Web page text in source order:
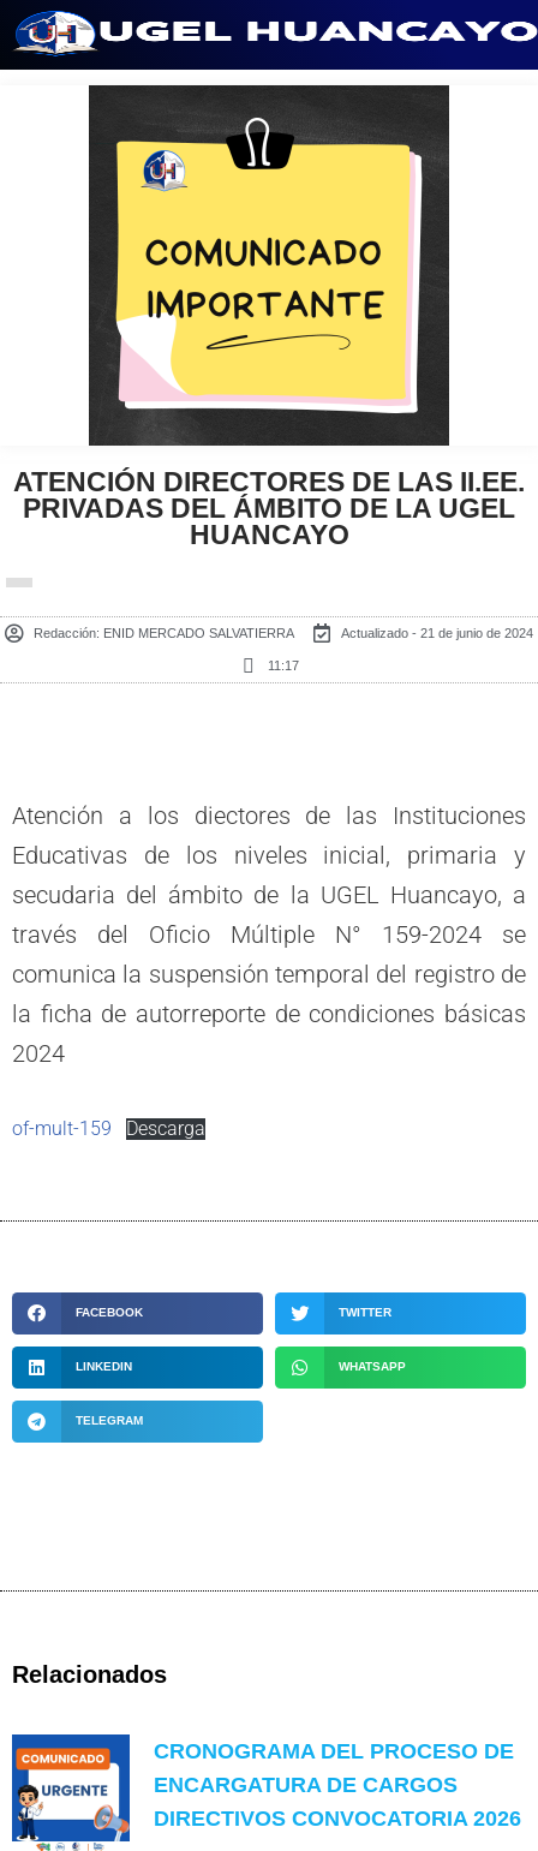
ATENCIÓN DIRECTORES DE LAS II.EE.
PRIVADAS DEL ÁMBITO DE LA UGEL
HUANCAYO
Redacción: ENID MERCADO SALVATIERRA Actualizado - 21 de junio de 2024
11:17
Atención a los diectores de las Instituciones
Educativas de los niveles inicial, primaria y
secudaria del ámbito de la UGEL Huancayo, a
través del Oficio Múltiple N° 159-2024 se
comunica la suspensión temporal del registro de
la ficha de autorreporte de condiciones básicas
2024
of-mult-159 Descarga
FACEBOOK TWITTER
LINKEDIN WHATSAPP
TELEGRAM
Relacionados
CRONOGRAMA DEL PROCESO DE
ENCARGATURA DE CARGOS
DIRECTIVOS CONVOCATORIA 2026